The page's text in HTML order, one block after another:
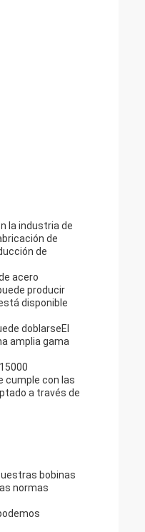
la industria de
de
de
acero
producir
disponible
doblarseEl
amplia gama
cumple con las
a través de
bobinas
normas